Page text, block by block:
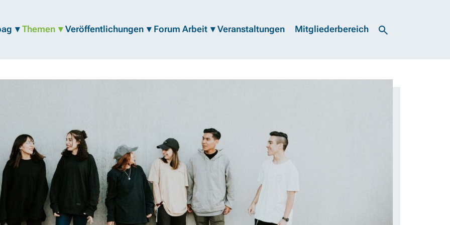
Themen Veröffentlichungen Forum Arbeit Veranstaltungen Mitgliederbereich